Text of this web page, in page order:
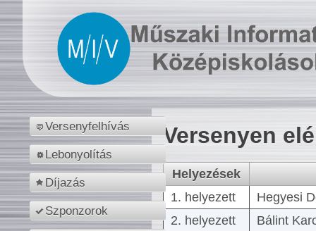
Versenyfelhívás
Lebonyolítás
Díjazás
Szponzorok
Versenyen
Helyezések
1. helyezett
Hegyesi
2. helyezett
Bálint